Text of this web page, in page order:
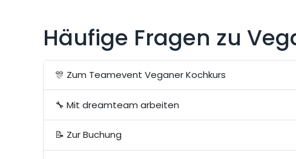
Häufige Fragen zu
🎊 Zum Teamevent Veganer Kochkurs
🔧 Mit dreamteam arbeiten
📝 Zur Buchung